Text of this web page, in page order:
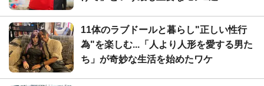
11体のラブドールと暮らし"正しい性行
為"を楽しむ...「人より人形を愛する男た
ち」が奇妙な生活を始めたワケ